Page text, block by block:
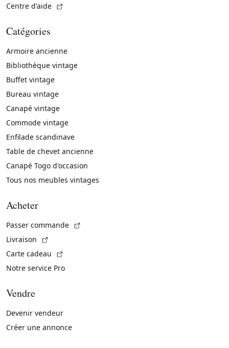
Centre d'aide
Catégories
Armoire ancienne
Bibliothèque vintage
Buffet vintage
Bureau vintage
Canapé vintage
Commode vintage
Enfilade scandinave
Table de chevet ancienne
Canapé Togo d'occasion
Tous nos meubles vintages
Acheter
Passer commande
Livraison
Carte cadeau
Notre service Pro
Vendre
Devenir vendeur
Créer une annonce